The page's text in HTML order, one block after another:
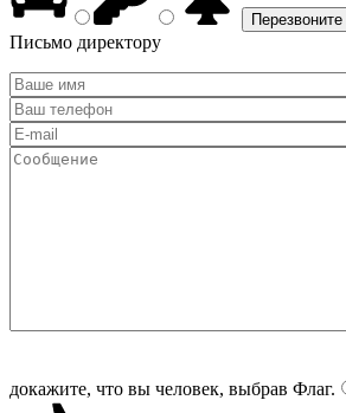
Письмо директору
докажите, что вы человек, выбрав Флаг.